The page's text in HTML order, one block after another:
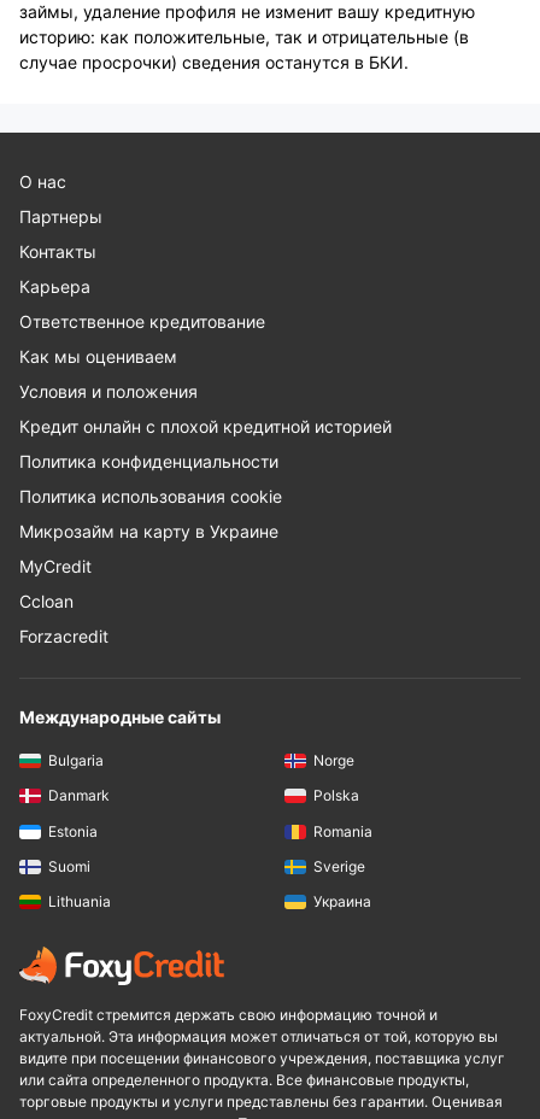
займы, удаление профиля не изменит вашу кредитную
историю: как положительные, так и отрицательные (в
случае просрочки) сведения останутся в БКИ.
О нас
Партнеры
Контакты
Карьера
Ответственное кредитование
Как мы оцениваем
Условия и положения
Кредит онлайн с плохой кредитной историей
Политика конфиденциальности
Политика использования cookie
Микрозайм на карту в Украине
MyCredit
Ccloan
Forzacredit
Международные сайты
Bulgaria
Danmark
Estonia
Suomi
Lithuania
Norge
Polska
Romania
Sverige
Украина
FoxyCredit стремится держать свою информацию точной и
актуальной. Эта информация может отличаться от той, которую вы
видите при посещении финансового учреждения, поставщика услуг
или сайта определенного продукта. Все финансовые продукты,
торговые продукты и услуги представлены без гарантии. Оценивая